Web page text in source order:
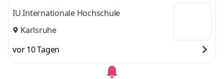
IU Internationale Hochschule
Karlsruhe
vor 10 Tagen